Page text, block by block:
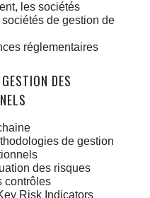
les sociétés
de gestion de
réglementaires
DES
de gestion
des risques
contrôles
Risk Indicators